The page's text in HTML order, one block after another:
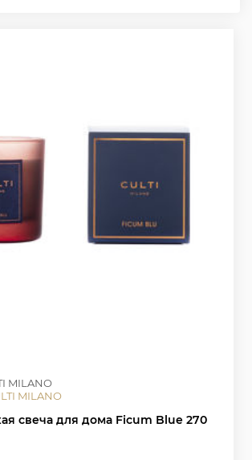
MILANO
MILANO
свеча для дома Ficum Blue 270